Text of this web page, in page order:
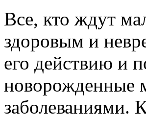
Все, кто ждут
здоровым и
его действию и
новорожденные
заболеваниями.